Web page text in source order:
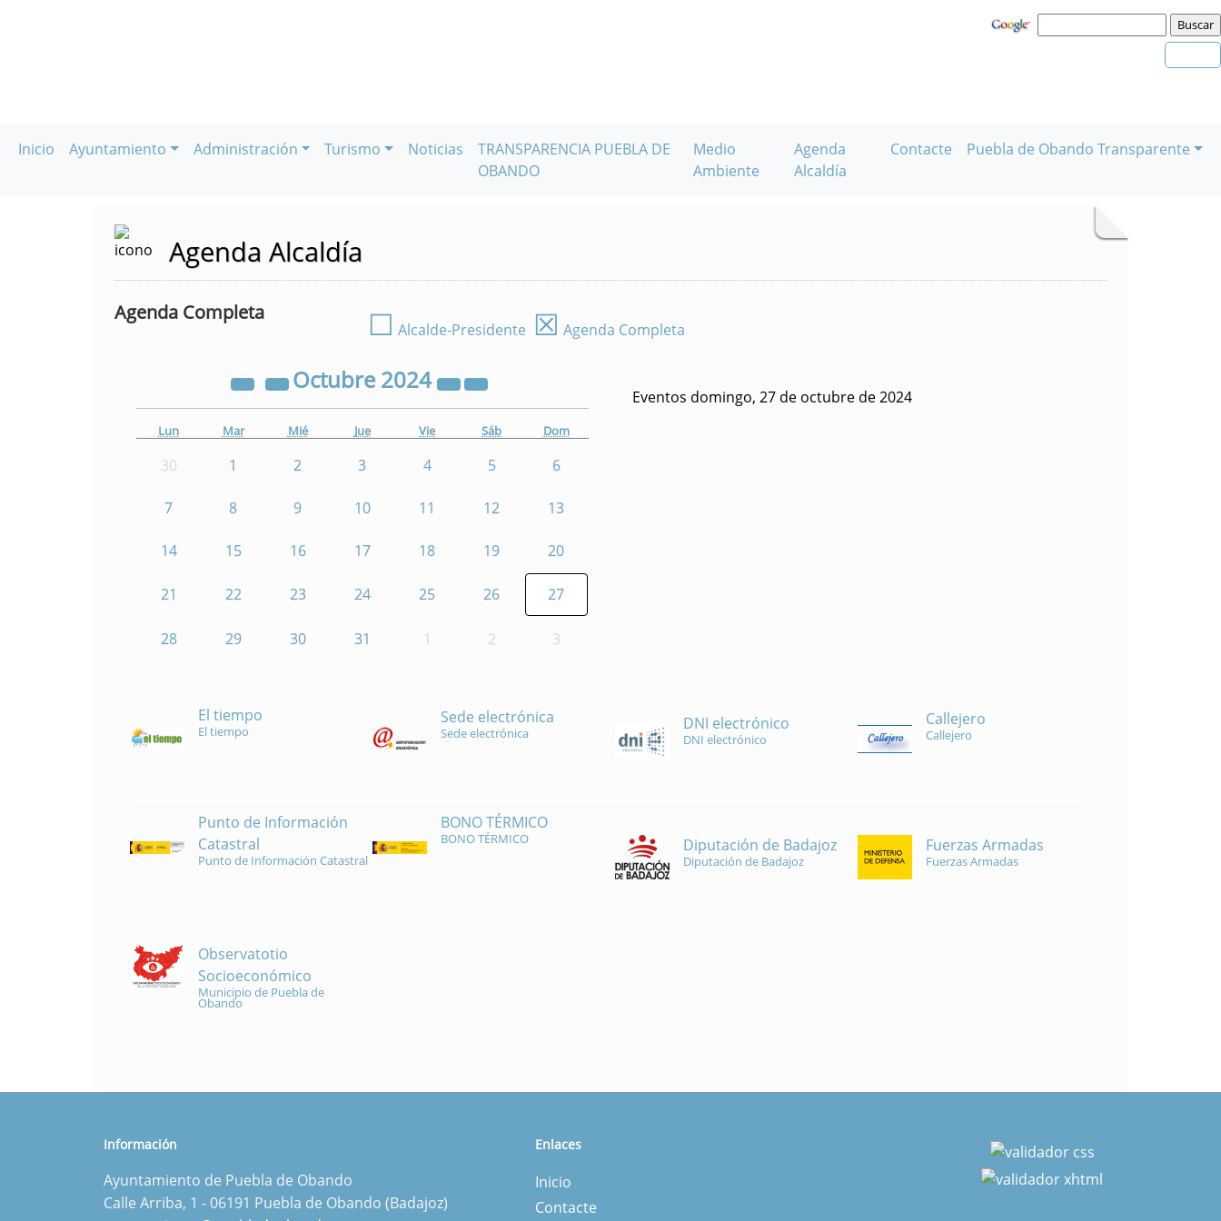
Inicio Ayuntamiento Administración Turismo Noticias
TRANSPARENCIA PUEBLA DE
OBANDO
Medio
Ambiente
Agenda
Alcaldía
Contacte Puebla de Obando Transparente
Agenda Alcaldía
Agenda Completa ☐ Alcalde-Presidente ☒ Agenda Completa
Octubre2024
Lun Mar Mié Jue Vie Sáb Dom
30 1 2 3 4 5 6
7 8 9 10 11 12 13
14 15 16 17 18 19 20
21 22 23 24 25 26 27
28 29 30 31 1 2 3
Eventos domingo, 27 de octubre de 2024
El tiempo
El tiempo
Sede electrónica
Sede electrónica DNI electrónico
DNI electrónico
Callejero
Callejero
Punto de Información
Catastral
Punto de Información Catastral
BONO TÉRMICO
BONO TÉRMICO Diputación de Badajoz
Diputación de Badajoz
Fuerzas Armadas
Fuerzas Armadas
Observatotio
Socioeconómico
Municipio de Puebla de
Obando
Información
Ayuntamiento de Puebla de Obando
Calle Arriba, 1 - 06191 Puebla de Obando (Badajoz)
Enlaces
Inicio
Contacte